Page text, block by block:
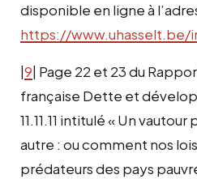
disponible en ligne à
https://www.uhasselt.be/
|9| Page 22 et 23 du
française Dette et
11.11.11 intitulé « Un
autre : ou comment nos
prédateurs des pays